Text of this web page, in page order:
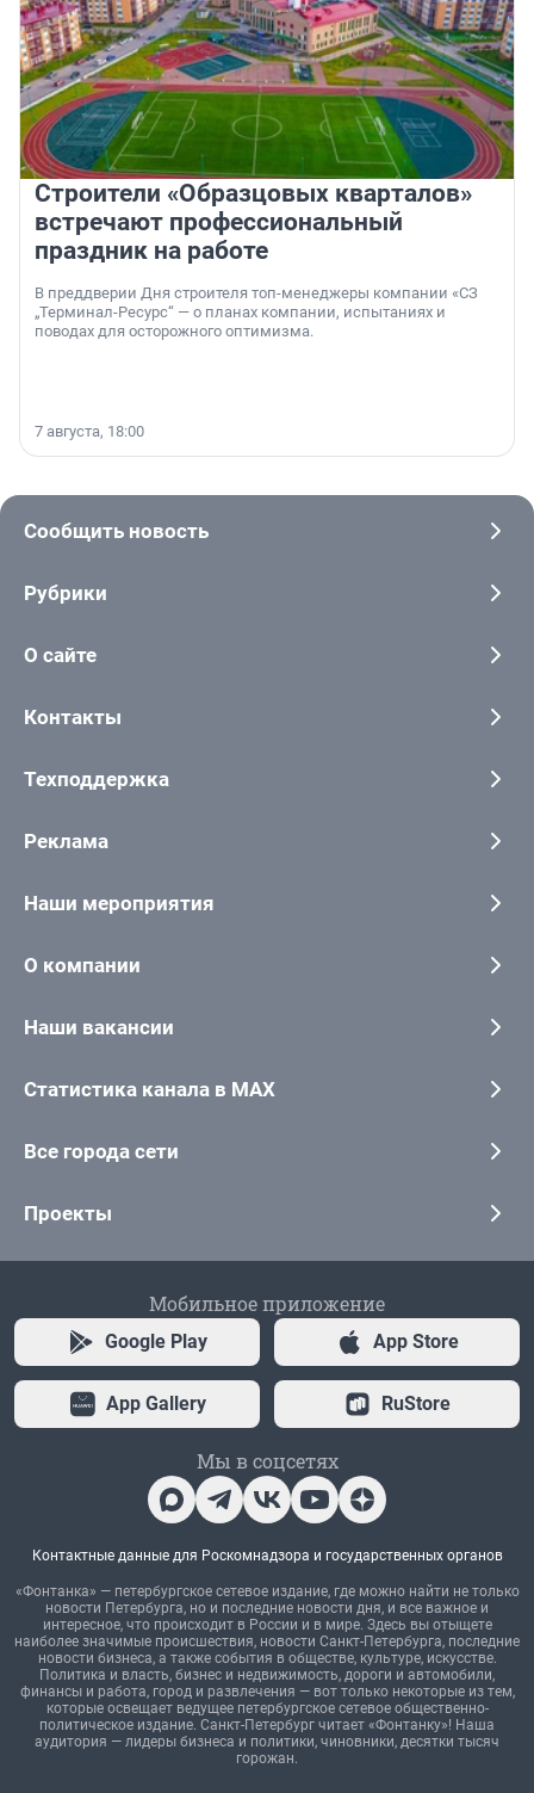
Строители «Образцовых кварталов»
встречают профессиональный
праздник на работе
В преддверии Дня строителя топ-менеджеры компании «СЗ
„Терминал-Ресурс“ — о планах компании, испытаниях и
поводах для осторожного оптимизма.
7 августа, 18:00
Сообщить новость
Рубрики
О сайте
Контакты
Техподдержка
Реклама
Наши мероприятия
О компании
Наши вакансии
Статистика канала в MAX
Все города сети
Проекты
Мобильное приложение
Google Play App Store
App Gallery RuStore
Мы в соцсетях
Контактные данные для Роскомнадзора и государственных органов
«Фонтанка» — петербургское сетевое издание, где можно найти не только
новости Петербурга, но и последние новости дня, и все важное и
интересное, что происходит в России и в мире. Здесь вы отыщете
наиболее значимые происшествия, новости Санкт-Петербурга, последние
новости бизнеса, а также события в обществе, культуре, искусстве.
Политика и власть, бизнес и недвижимость, дороги и автомобили,
финансы и работа, город и развлечения — вот только некоторые из тем,
которые освещает ведущее петербургское сетевое общественно-
политическое издание. Санкт-Петербург читает «Фонтанку»! Наша
аудитория — лидеры бизнеса и политики, чиновники, десятки тысяч
горожан.